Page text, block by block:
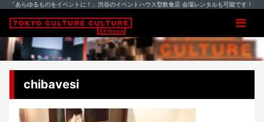
「あらゆるものをイベントに！」渋谷のイベントハウス型飲食店 会場レンタルも可能です！
chibavesi